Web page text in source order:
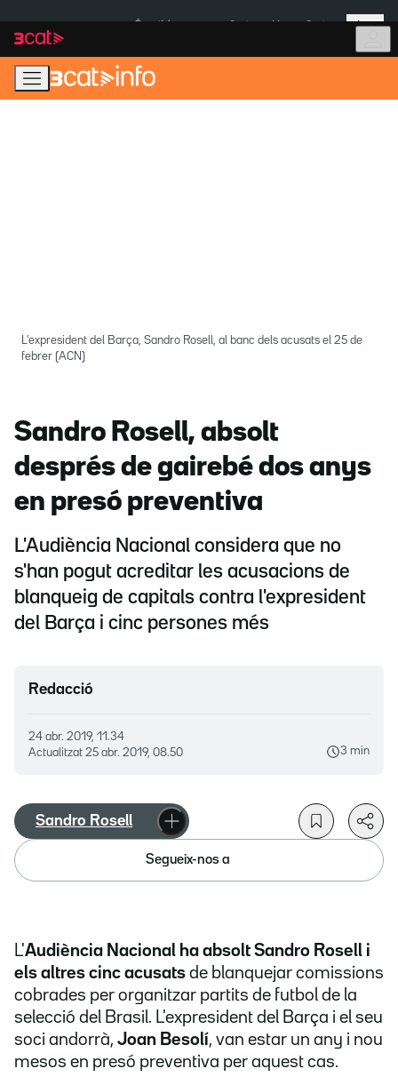
navegació
principal
contingut
Més
L'expresident del Barça, Sandro Rosell, al banc dels acusats el 25 de
febrer (ACN)
Sandro Rosell, absolt
després de gairebé dos anys
en presó preventiva
L'Audiència Nacional considera que no
s'han pogut acreditar les acusacions de
blanqueig de capitals contra l'expresident
del Barça i cinc persones més
Redacció
24 abr. 2019, 11.34
Actualitzat 25 abr. 2019, 08.50 3 min
Sandro Rosell
Segueix-nos a
L'Audiència Nacional ha absolt Sandro Rosell i
els altres cinc acusats de blanquejar comissions
cobrades per organitzar partits de futbol de la
selecció del Brasil. L'expresident del Barça i el seu
soci andorrà, Joan Besolí, van estar un any i nou
mesos en presó preventiva per aquest cas.